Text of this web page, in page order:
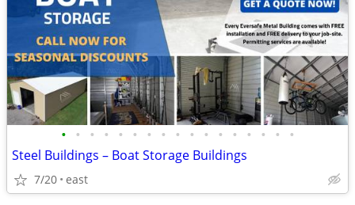
• • • • • • • • • • • • • • • • •
Steel Buildings – Boat Storage Buildings
7/20 east